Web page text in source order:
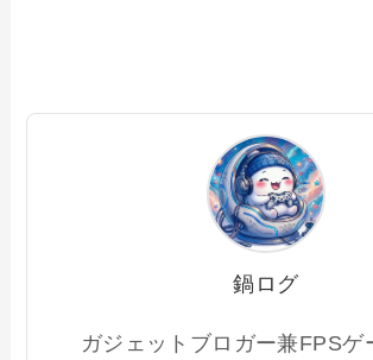
鍋ログ
ガジェットブロガー兼FPSゲ